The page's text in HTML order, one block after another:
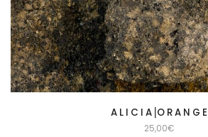
A L I C I A⎟O R A N G E
25,00€